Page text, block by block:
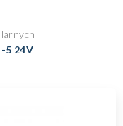
5 24V